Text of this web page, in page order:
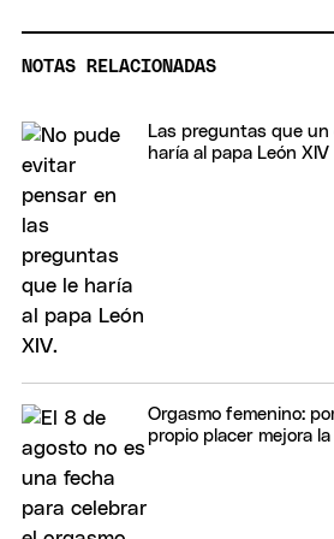
NOTAS RELACIONADAS
Las preguntas que un
haría al papa León XIV
Orgasmo femenino:
propio placer mejora